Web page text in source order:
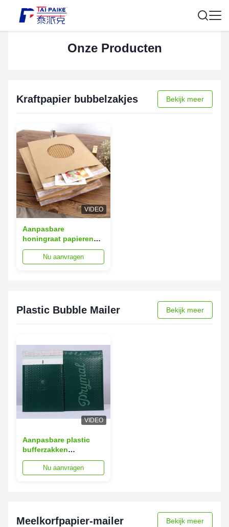
Onze Producten
Kraftpapier bubbelzakjes Bekijk meer
VIDEO
Aanpasbare
honingraat papieren
envelopzak voor
expressbezorging
Nu aanvragen
Plastic Bubble Mailer Bekijk meer
VIDEO
Aanpasbare plastic
bufferzakken
Bescherming Poly
Bubble BagNu aanvragen
Meelkorfpapier-mailer Bekijk meer